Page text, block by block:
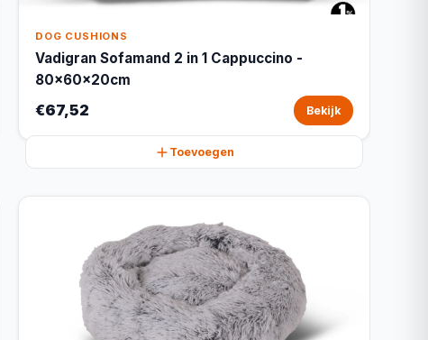
DOG CUSHIONS
Vadigran Sofamand 2 in 1 Cappuccino -
80x60x20cm
€67,52 Bekijk
Toevoegen